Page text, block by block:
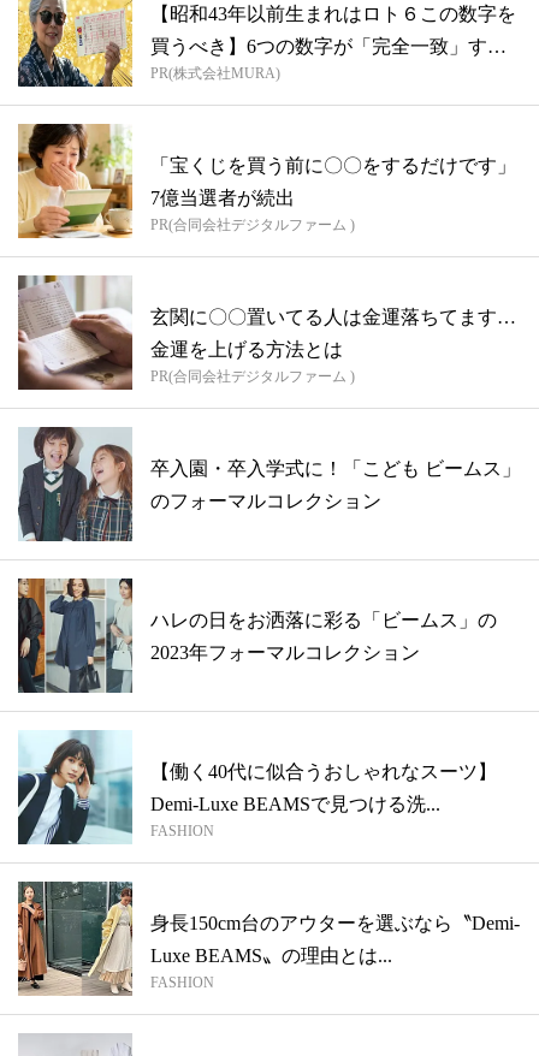
【昭和43年以前生まれはロト６この数字を
買うべき】6つの数字が「完全一致」する
方...
PR(株式会社MURA)
「宝くじを買う前に〇〇をするだけです」
7億当選者が続出
PR(合同会社デジタルファーム )
玄関に〇〇置いてる人は金運落ちてます…
金運を上げる方法とは
PR(合同会社デジタルファーム )
卒入園・卒入学式に！「こども ビームス」
のフォーマルコレクション
ハレの日をお洒落に彩る「ビームス」の
2023年フォーマルコレクション
【働く40代に似合うおしゃれなスーツ】
Demi-Luxe BEAMSで見つける洗...
FASHION
身長150cm台のアウターを選ぶなら〝Demi-
Luxe BEAMS〟の理由とは...
FASHION